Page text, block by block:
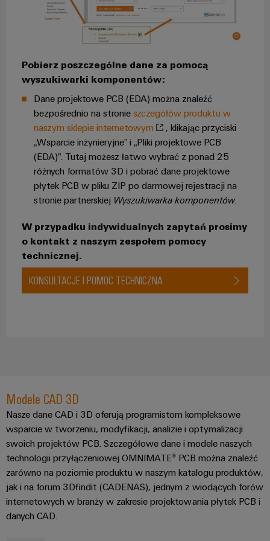
za
pomocą
zintegrowanych
przemysłu
procesów
ciągłych
Przemysł
stoczniowy
Kompleksowe
rozwiązania
łączeniowe
dla
przemysłu
morskiego
Przesył
i
dystrybucja
energii
Stabilność
energii
Przyszłość
sprawdzonych
metod
wytwarzania
energii
Uzdatnianie
wody
i
Technika
łączeniowa
zdalny
Platforma
przemysłowych
Rozwiązania
dla
stanowisk
pracy
i
Narzędzia
Automaty
Oprogramowanie
przemysłowe
Infrastruktura
szafy
sterowniczej
Usługa
montażu
Pobierz poszczególne dane za pomocą
wyszukiwarki komponentów:
Dane projektowe PCB (EDA) można znaleźć
bezpośrednio na stronie szczegółów produktu w
naszym sklepie internetowym
, klikając przyciski
„Wsparcie inżynieryjne” i „Pliki projektowe PCB
(EDA)”. Tutaj możesz łatwo wybrać z ponad 25
różnych formatów 3D i pobrać dane projektowe
płytek PCB w pliku ZIP po darmowej rejestracji na
stronie partnerskiej Wyszukiwarka komponentów.
W przypadku indywidualnych zapytań prosimy
o kontakt z naszym zespołem pomocy
technicznej.
KONSULTACJE I POMOC TECHNICZNA
Modele CAD 3D
Nasze dane CAD i 3D oferują programistom kompleksowe
wsparcie w tworzeniu, modyfikacji, analizie i optymalizacji
swoich projektów PCB. Szczegółowe dane i modele naszych
technologii przyłączeniowej OMNIMATE® PCB można znaleźć
zarówno na poziomie produktu w naszym katalogu produktów,
jak i na forum 3Dfindit (CADENAS), jednym z wiodących forów
internetowych w branży w zakresie projektowania płytek PCB i
danych CAD.